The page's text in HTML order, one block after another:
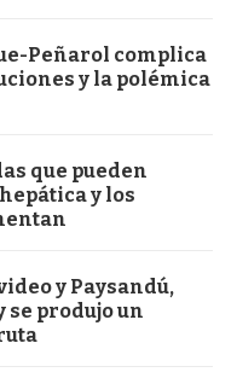
Peñarol complica
y la polémica
que pueden
y los
y Paysandú,
produjo un